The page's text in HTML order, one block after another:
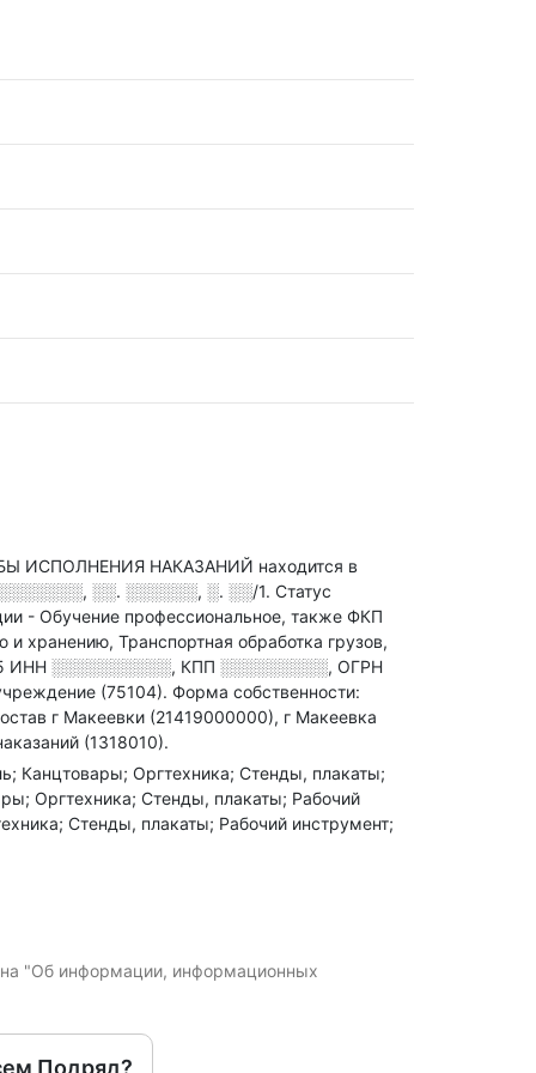
ИСПОЛНЕНИЯ НАКАЗАНИЙ находится в
░░. ░░░░░░, ░. ░░/1. Статус
- Обучение профессиональное, также ФКП
Транспортная обработка грузов,
ИНН ░░░░░░░░░░, КПП ░░░░░░░░░, ОГРН
(75104). Форма собственности:
г Макеевки (21419000000), г Макеевка
(1318010).
Канцтовары; Оргтехника; Стенды, плакаты;
Оргтехника; Стенды, плакаты; Рабочий
Стенды, плакаты; Рабочий инструмент;
"Об информации, информационных
Подряд?